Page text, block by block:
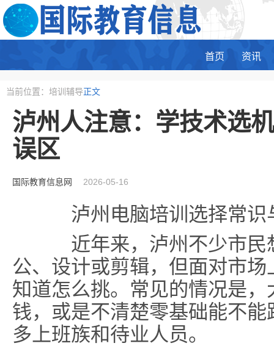
首页 资讯
当前位置：培训辅导正文
泸州人注意：学技术选
误区
国际教育信息网 2026-05-16
泸州电脑培训选择常识
近年来，泸州不少市民
公、设计或剪辑，但面对市
知道怎么挑。常见的情况是
钱，或是不清楚零基础能不
多上班族和待业人员。